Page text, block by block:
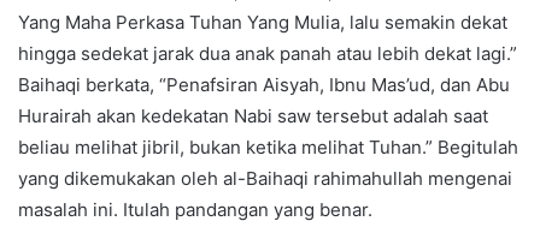
Yang Maha Perkasa Tuhan Yang Mulia, lalu semakin dekat
hingga sedekat jarak dua anak panah atau lebih dekat lagi.”
Baihaqi berkata, “Penafsiran Aisyah, Ibnu Mas’ud, dan Abu
Hurairah akan kedekatan Nabi saw tersebut adalah saat
beliau melihat jibril, bukan ketika melihat Tuhan.” Begitulah
yang dikemukakan oleh al-Baihaqi rahimahullah mengenai
masalah ini. Itulah pandangan yang benar.